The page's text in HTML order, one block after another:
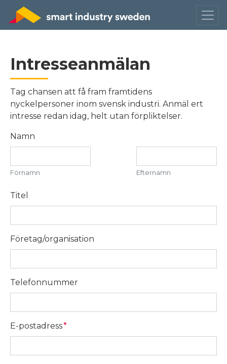
Intresseanmälan
Tag chansen att få fram framtidens
nyckelpersoner inom svensk industri. Anmäl ert
intresse redan idag, helt utan förpliktelser.
Namn
Förnamn Efternamn
Titel
Företag/organisation
Telefonnummer
E-postadress*